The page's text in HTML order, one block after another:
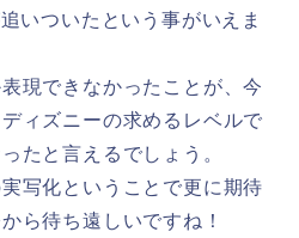
いついたという事がいえま
現できなかったことが、今
ィズニーの求めるレベルで
たと言えるでしょう。
写化ということで更に期待
ら待ち遠しいですね！